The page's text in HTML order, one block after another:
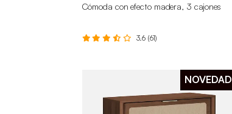
Cómoda con efecto madera, 3 cajones
3.6 (61)
NOVEDAD